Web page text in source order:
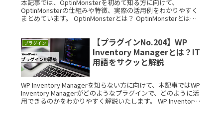
本記事では、OptinMonsterを初めて知る方に向けて、
OptinMonsterの仕組みや特徴、実際の活用例をわかりやすく
まとめています。 OptinMonsterとは？ OptinMonsterとは、
プラグイン
【プラグインNo.204】WP
Inventory Managerとは？IT
用語をサクッと解説
WP Inventory Managerを知らない方に向けて、本記事ではWP
Inventory Managerがどのようなプラグインで、どのように活
用できるのかをわかりやすく解説いたします。 WP Inventory